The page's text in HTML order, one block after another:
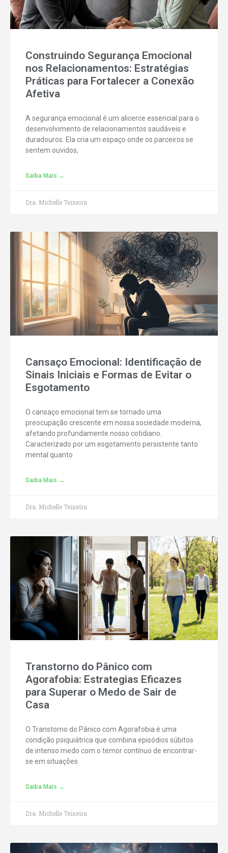
Construindo Segurança Emocional
nos Relacionamentos: Estratégias
Práticas para Fortalecer a Conexão
Afetiva
A segurança emocional é um alicerce essencial para o
desenvolvimento de relacionamentos saudáveis e
duradouros. Ela cria um espaço onde os parceiros se
sentem ouvidos,
Saiba Mais →
Dra. Michelle Teixeira
Cansaço Emocional: Identificação de
Sinais Iniciais e Formas de Evitar o
Esgotamento
O cansaço emocional tem se tornado uma
preocupação crescente em nossa sociedade moderna,
afetando profundamente nosso cotidiano.
Caracterizado por um esgotamento persistente tanto
mental quanto
Saiba Mais →
Dra. Michelle Teixeira
Transtorno do Pânico com
Agorafobia: Estrategias Eficazes
para Superar o Medo de Sair de
Casa
O Transtorno do Pânico com Agorafobia é uma
condição psiquiátrica que combina episódios súbitos
de intenso medo com o temor contínuo de encontrar-
se em situações
Saiba Mais →
Dra. Michelle Teixeira